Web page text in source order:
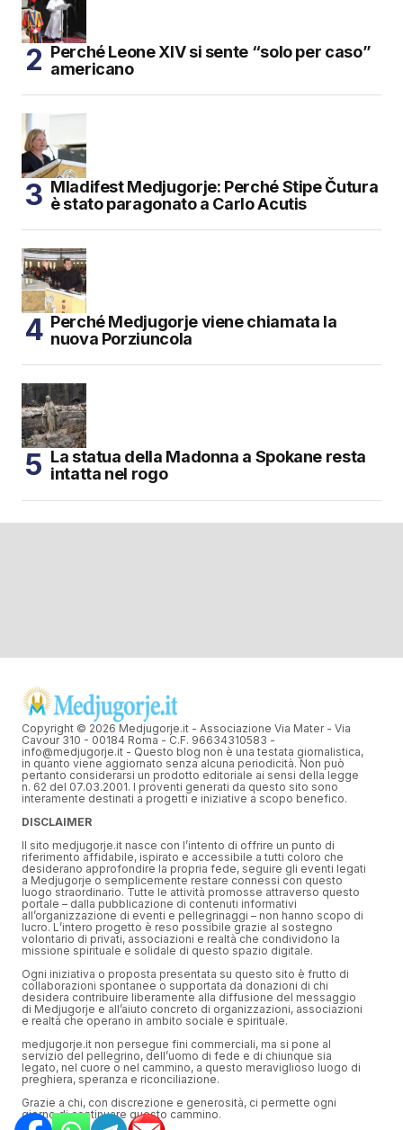
Perché Leone XIV si sente “solo per caso”
americano
Mladifest Medjugorje: Perché Stipe Čutura
è stato paragonato a Carlo Acutis
Perché Medjugorje viene chiamata la
nuova Porziuncola
La statua della Madonna a Spokane resta
intatta nel rogo
Copyright © 2026 Medjugorje.it - Associazione Via Mater - Via
Cavour 310 - 00184 Roma - C.F. 96634310583 -
info@medjugorje.it - Questo blog non è una testata giornalistica,
in quanto viene aggiornato senza alcuna periodicità. Non può
pertanto considerarsi un prodotto editoriale ai sensi della legge
n. 62 del 07.03.2001. I proventi generati da questo sito sono
interamente destinati a progetti e iniziative a scopo benefico.
DISCLAIMER
Il sito medjugorje.it nasce con l’intento di offrire un punto di
riferimento affidabile, ispirato e accessibile a tutti coloro che
desiderano approfondire la propria fede, seguire gli eventi legati
a Medjugorje o semplicemente restare connessi con questo
luogo straordinario. Tutte le attività promosse attraverso questo
portale – dalla pubblicazione di contenuti informativi
all’organizzazione di eventi e pellegrinaggi – non hanno scopo di
lucro. L’intero progetto è reso possibile grazie al sostegno
volontario di privati, associazioni e realtà che condividono la
missione spirituale e solidale di questo spazio digitale.
Ogni iniziativa o proposta presentata su questo sito è frutto di
collaborazioni spontanee o supportata da donazioni di chi
desidera contribuire liberamente alla diffusione del messaggio
di Medjugorje e all’aiuto concreto di organizzazioni, associazioni
e realtà che operano in ambito sociale e spirituale.
medjugorje.it non persegue fini commerciali, ma si pone al
servizio del pellegrino, dell’uomo di fede e di chiunque sia
legato, nel cuore o nel cammino, a questo meraviglioso luogo di
preghiera, speranza e riconciliazione.
Grazie a chi, con discrezione e generosità, ci permette ogni
giorno di continuare questo cammino.